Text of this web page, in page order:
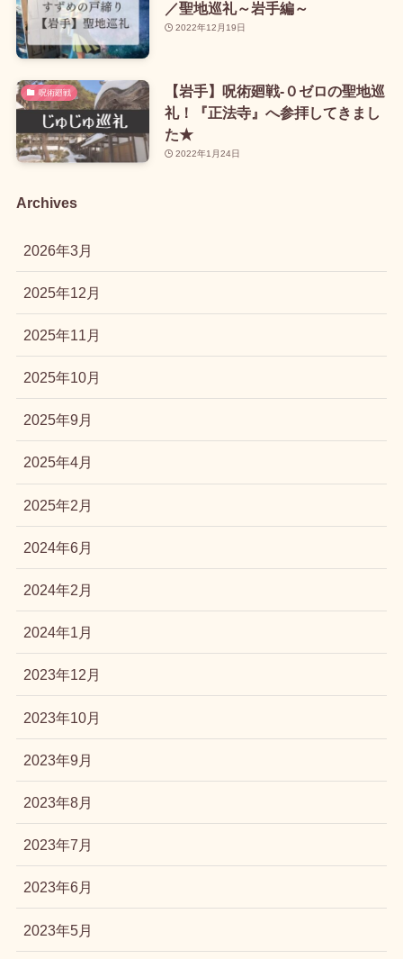
／聖地巡礼～岩手編～
2022年12月19日
呪術廻戦
【岩手】呪術廻戦-０ゼロの聖地巡
礼！『正法寺』へ参拝してきまし
た★
2022年1月24日
Archives
2026年3月
2025年12月
2025年11月
2025年10月
2025年9月
2025年4月
2025年2月
2024年6月
2024年2月
2024年1月
2023年12月
2023年10月
2023年9月
2023年8月
2023年7月
2023年6月
2023年5月